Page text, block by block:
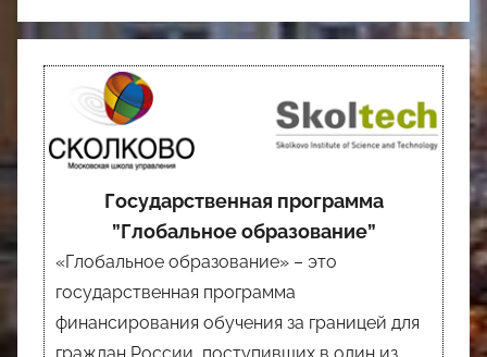
Государственная программа
”Глобальное образование”
«Глобальное образование» – это
государственная программа
финансирования обучения за границей для